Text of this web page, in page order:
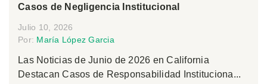
Casos de Negligencia Institucional
Julio 10, 2026
Por: María López Garcia
Las Noticias de Junio de 2026 en California
Destacan Casos de Responsabilidad Instituciona...